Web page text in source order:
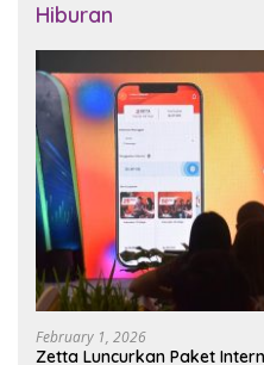
Hiburan
February 1, 2026
Zetta Luncurkan Paket